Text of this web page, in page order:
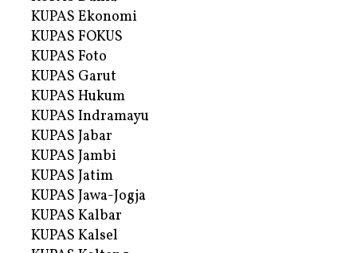
KUPAS Ekonomi
KUPAS FOKUS
KUPAS Foto
KUPAS Garut
KUPAS Hukum
KUPAS Indramayu
KUPAS Jabar
KUPAS Jambi
KUPAS Jatim
KUPAS Jawa-Jogja
KUPAS Kalbar
KUPAS Kalsel